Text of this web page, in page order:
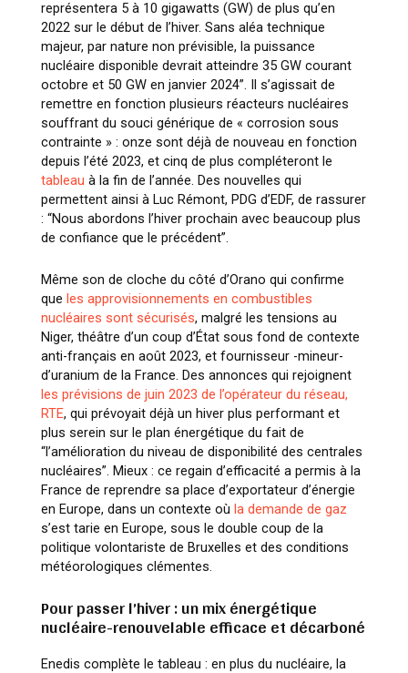
représentera 5 à 10 gigawatts (GW) de plus qu’en
2022 sur le début de l’hiver. Sans aléa technique
majeur, par nature non prévisible, la puissance
nucléaire disponible devrait atteindre 35 GW courant
octobre et 50 GW en janvier 2024”. Il s’agissait de
remettre en fonction plusieurs réacteurs nucléaires
souffrant du souci générique de « corrosion sous
contrainte » : onze sont déjà de nouveau en fonction
depuis l’été 2023, et cinq de plus compléteront le
tableau à la fin de l’année. Des nouvelles qui
permettent ainsi à Luc Rémont, PDG d’EDF, de rassurer
: “Nous abordons l’hiver prochain avec beaucoup plus
de confiance que le précédent”.
Même son de cloche du côté d’Orano qui confirme
que les approvisionnements en combustibles
nucléaires sont sécurisés, malgré les tensions au
Niger, théâtre d’un coup d’État sous fond de contexte
anti-français en août 2023, et fournisseur -mineur-
d’uranium de la France. Des annonces qui rejoignent
les prévisions de juin 2023 de l’opérateur du réseau,
RTE, qui prévoyait déjà un hiver plus performant et
plus serein sur le plan énergétique du fait de
“l’amélioration du niveau de disponibilité des centrales
nucléaires”. Mieux : ce regain d’efficacité a permis à la
France de reprendre sa place d’exportateur d’énergie
en Europe, dans un contexte où la demande de gaz
s’est tarie en Europe, sous le double coup de la
politique volontariste de Bruxelles et des conditions
météorologiques clémentes.
Pour passer l’hiver : un mix énergétique
nucléaire-renouvelable efficace et décarboné
Enedis complète le tableau : en plus du nucléaire, la